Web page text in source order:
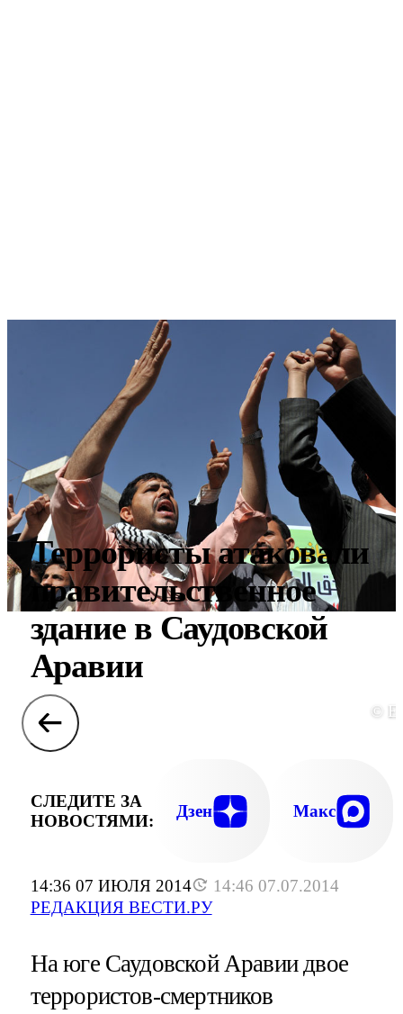
14:36 07 ИЮЛЯ 2014
14:46 07.07.2014
РЕДАКЦИЯ ВЕСТИ.РУ
Террористы атаковали
правительственное
здание в Саудовской
Аравии
©
СЛЕДИТЕ ЗА
НОВОСТЯМИ:
Дзен Макс
На юге Саудовской Аравии двое
террористов-смертников